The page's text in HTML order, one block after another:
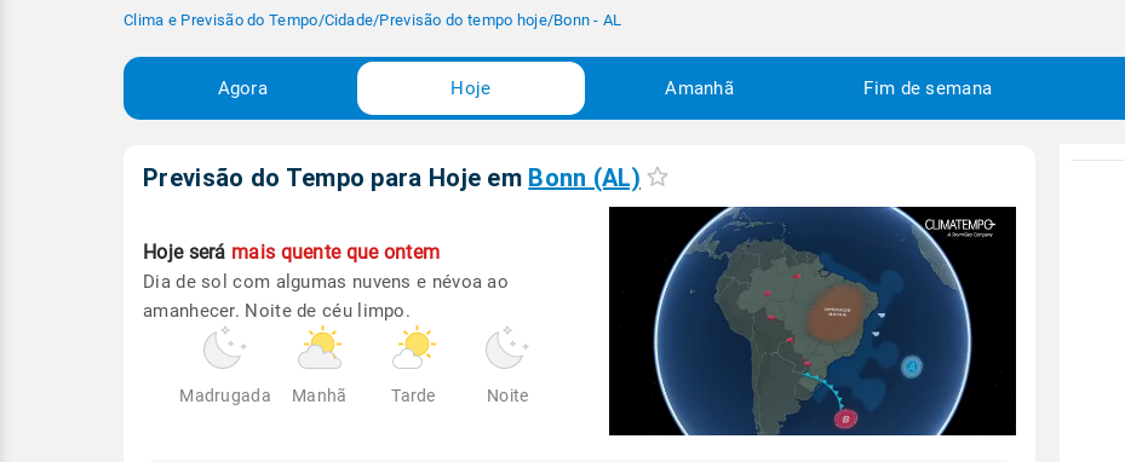
Clima e Previsão do Tempo/Cidade/Previsão do tempo hoje/Bonn - AL
Agora Hoje Amanhã Fim de semana
Previsão do Tempo para Hoje em Bonn (AL)
Hoje será mais quente que ontem
Dia de sol com algumas nuvens e névoa ao
amanhecer. Noite de céu limpo.
Madrugada Manhã Tarde Noite